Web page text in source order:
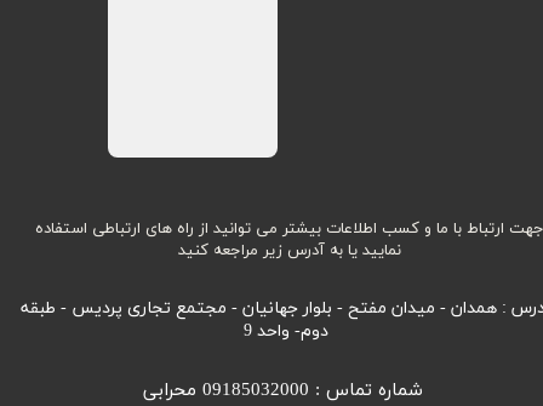
جهت ارتباط با ما و کسب اطلاعات بیشتر می توانید از راه های ارتباطی استفاده
نمایید یا به آدرس زیر مراجعه کنید
: همدان - میدان مفتح - بلوار جهانیان - مجتمع تجاری پردیس - طبقه
دوم- واحد 9
شماره تماس : 09185032000 محرابی